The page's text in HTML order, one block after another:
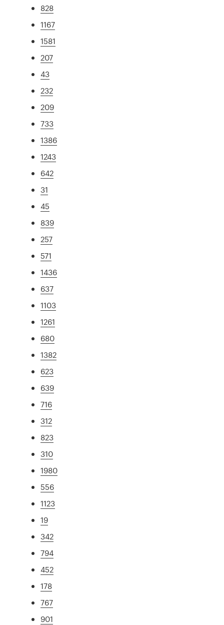
828
1167
1581
207
43
232
209
733
1386
1243
642
31
45
839
257
571
1436
637
1103
1261
680
1382
623
639
716
312
823
310
1980
556
1123
19
342
794
452
178
767
901